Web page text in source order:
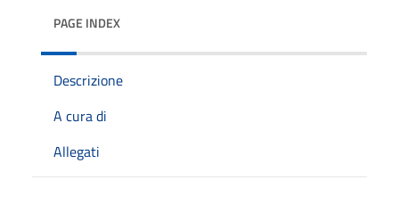
PAGE INDEX
Descrizione
A cura di
Allegati